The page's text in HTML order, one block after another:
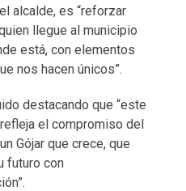
alcalde, es “reforzar
llegue al municipio
está, con elementos
nos hacen únicos”.
destacando que “este
el compromiso del
Gójar que crece, que
futuro con